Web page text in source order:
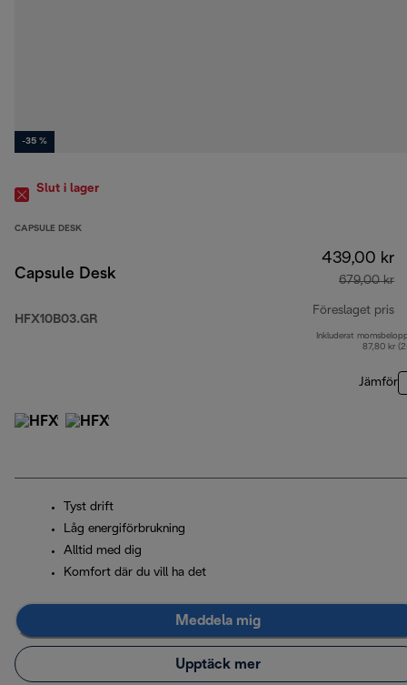
-35 %
Slut i lager
CAPSULE DESK
Capsule Desk
HFX10B03.GR
439,00 kr
679,00 kr
Föreslaget pris
Inkluderat
87,80 kr
Jämför
Tyst drift
Låg energiförbrukning
Alltid med dig
Komfort där du vill ha det
Meddela mig
Upptäck mer